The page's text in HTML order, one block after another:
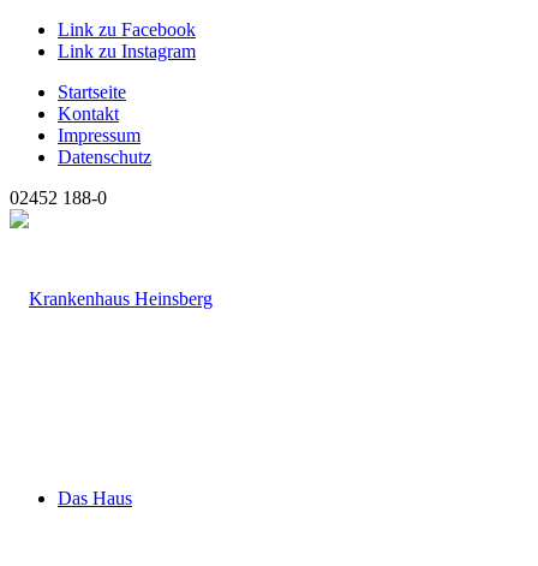
Link zu Facebook
Link zu Instagram
Startseite
Kontakt
Impressum
Datenschutz
02452 188-0
Das Haus